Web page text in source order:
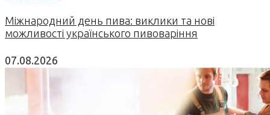
Міжнародний день пива: виклики та нові
можливості українського пивоваріння
07.08.2026